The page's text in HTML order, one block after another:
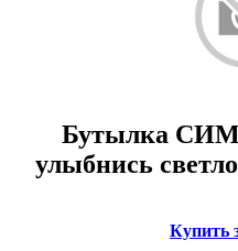
Бутылка
улыбнись
Купить